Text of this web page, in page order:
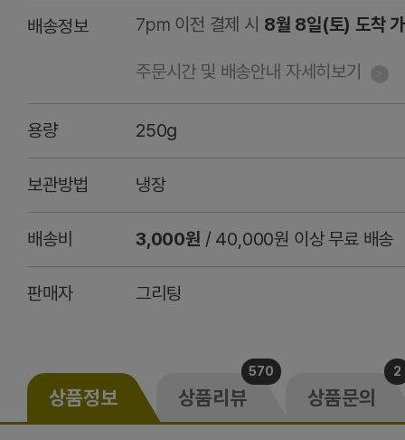
배송정보 7pm 이전 결제 시 8월 8일(토) 도착
주문시간 및 배송안내 자세히보기
용량 250g
보관방법 냉장
배송비 3,000원 / 40,000원 이상 무료 배송
판매자 그리팅
상품정보 상품리뷰
570
상품문의
2